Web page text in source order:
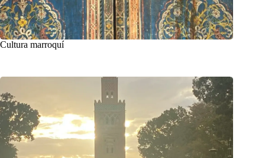
Cultura marroquí